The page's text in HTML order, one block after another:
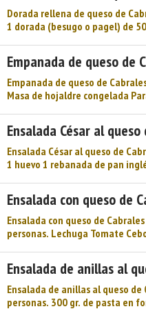
queso de Cabrales. ...
Dorada rellena de queso de
1 dorada (besugo o pagel) de
picado Preparación: Quitar al
aletas. Lavarlo al grifo y
cavidad del estómago, ...
Empanada de queso de
Empanada de queso de
Masa de hojaldre congelada
Extender la masa con un rodillo
poco de mantequilla. Añadir el
pasta uniendo los bordes. Pinta
Ensalada César al
Ensalada César al queso de
1 huevo 1 rebanada de pan
cucharadita de pimienta
hirviendo y manténgalo 10
Derrita la mantequilla en una
Ensalada con queso de
Ensalada con queso de
personas. Lechuga Tomate
trocea la lechuga, los tomates,
rojo. En una taza se mezcla el
el queso de Cabrales y el ajo
Ensalada de anillas al
Ensalada de anillas al queso
personas. 300 gr. de pasta en